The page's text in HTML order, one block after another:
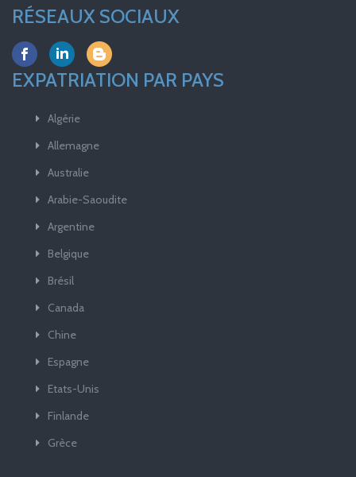
RÉSEAUX SOCIAUX
EXPATRIATION PAR PAYS
Algérie
Allemagne
Australie
Arabie-Saoudite
Argentine
Belgique
Brésil
Canada
Chine
Espagne
Etats-Unis
Finlande
Grèce